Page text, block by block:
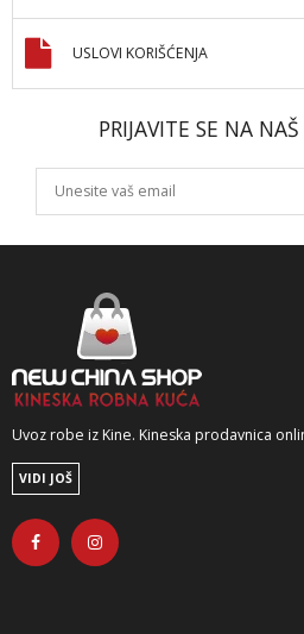
USLOVI KORIŠĆENJA
PRIJAVITE SE NA
Uvoz robe iz Kine. Kineska prodavnica
VIDI JOŠ